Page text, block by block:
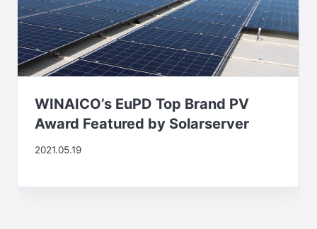
WINAICO’s EuPD Top Brand PV
Award Featured by Solarserver
2021.05.19